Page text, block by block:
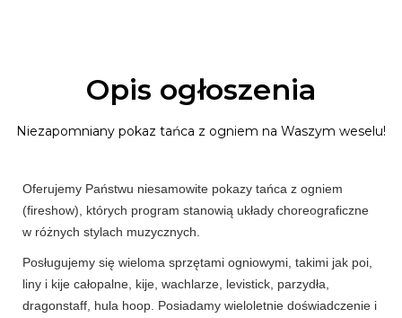
Opis ogłoszenia
Niezapomniany pokaz tańca z ogniem na Waszym weselu!
Oferujemy Państwu niesamowite pokazy tańca z ogniem
(fireshow), których program stanowią układy choreograficzne
w różnych stylach muzycznych.
Posługujemy się wieloma sprzętami ogniowymi, takimi jak poi,
liny i kije całopalne, kije, wachlarze, levistick, parzydła,
dragonstaff, hula hoop. Posiadamy wieloletnie doświadczenie i